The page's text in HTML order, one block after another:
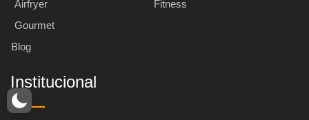
Airfryer
Fitness
Gourmet
Blog
Institucional